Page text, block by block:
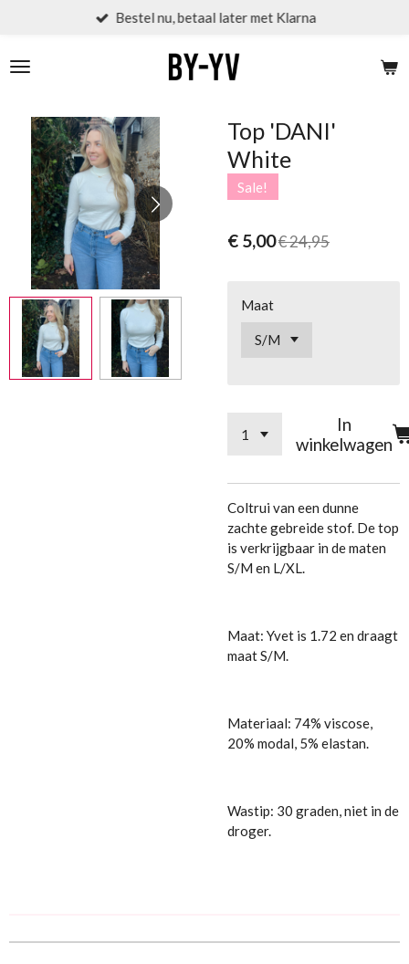
naar
de
Bestel nu, betaal later met Klarna
Top 'DANI'
White
Sale!
€ 5,00€ 24,95
Maat
In
winkelwagen
Coltrui van een dunne
zachte gebreide stof. De top
is verkrijgbaar in de maten
S/M en L/XL.
Maat: Yvet is 1.72 en draagt
maat S/M.
Materiaal: 74% viscose,
20% modal, 5% elastan.
Wastip: 30 graden, niet in de
droger.